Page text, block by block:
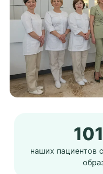
наших пациентов